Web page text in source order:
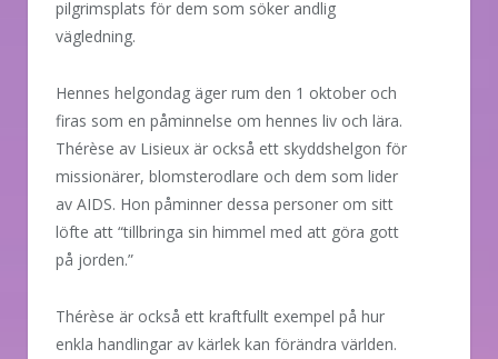
pilgrimsplats för dem som söker andlig
vägledning.
Hennes helgondag äger rum den 1 oktober och
firas som en påminnelse om hennes liv och lära.
Thérèse av Lisieux är också ett skyddshelgon för
missionärer, blomsterodlare och dem som lider
av AIDS. Hon påminner dessa personer om sitt
löfte att “tillbringa sin himmel med att göra gott
på jorden.”
Thérèse är också ett kraftfullt exempel på hur
enkla handlingar av kärlek kan förändra världen.